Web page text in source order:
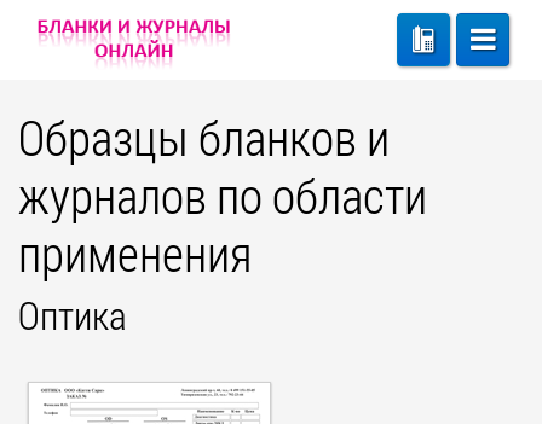
Образцы бланков и
журналов по области
применения
Оптика